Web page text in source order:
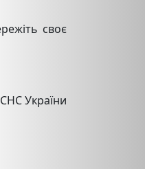
своє
України